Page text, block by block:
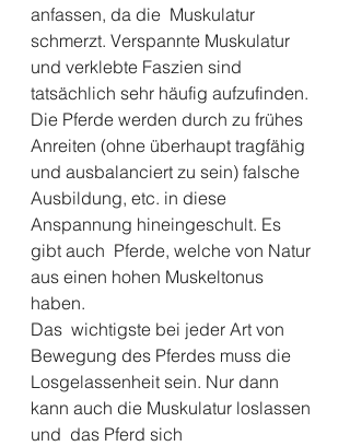
anfassen, da die  Muskulatur
schmerzt. Verspannte Muskulatur
und verklebte Faszien sind
tatsächlich sehr häufig aufzufinden.
Die Pferde werden durch zu frühes
Anreiten (ohne überhaupt tragfähig
und ausbalanciert zu sein) falsche
Ausbildung, etc. in diese
Anspannung hineingeschult. Es
gibt auch  Pferde, welche von Natur
aus einen hohen Muskeltonus
haben.
Das  wichtigste bei jeder Art von
Bewegung des Pferdes muss die
Losgelassenheit sein. Nur dann
kann auch die Muskulatur loslassen
und  das Pferd sich